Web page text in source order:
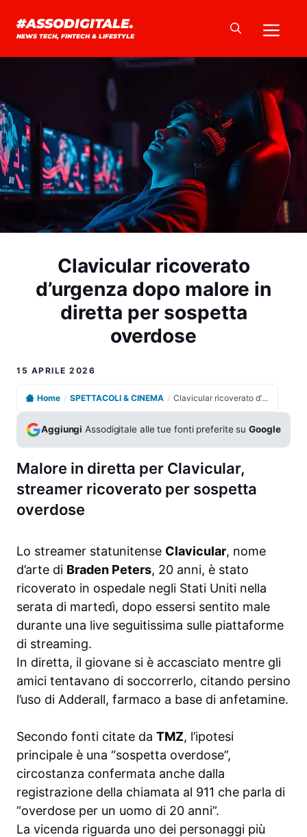
#ASSODIGITALE.
NEWS TECH, FINTECH & LIFESTYLE
Clavicular ricoverato
d’urgenza dopo malore in
diretta per sospetta
overdose
15 APRILE 2026
Home / SPETTACOLI & CINEMA / Clavicular ricoverato d’urgenza dopo malore in diretta per sospetta overdose
Aggiungi Assodigitale alle tue fonti preferite suGoogle
Malore in diretta per Clavicular,
streamer ricoverato per sospetta
overdose
Lo streamer statunitense Clavicular, nome
d’arte di Braden Peters, 20 anni, è stato
ricoverato in ospedale negli Stati Uniti nella
serata di martedì, dopo essersi sentito male
durante una live seguitissima sulle piattaforme
di streaming.
In diretta, il giovane si è accasciato mentre gli
amici tentavano di soccorrerlo, citando persino
l’uso di Adderall, farmaco a base di anfetamine.
Secondo fonti citate da TMZ, l’ipotesi
principale è una “sospetta overdose”,
circostanza confermata anche dalla
registrazione della chiamata al 911 che parla di
“overdose per un uomo di 20 anni”.
La vicenda riguarda uno dei personaggi più